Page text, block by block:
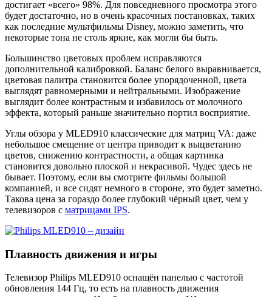
достигает «всего» 98%. Для повседневного просмотра этого
будет достаточно, но в очень красочных постановках, таких
как последние мультфильмы Disney, можно заметить, что
некоторые тона не столь яркие, как могли бы быть.
Большинство цветовых проблем исправляются
дополнительной калибровкой. Баланс белого выравнивается,
цветовая палитра становится более упорядоченной, цвета
выглядят равномерными и нейтральными. Изображение
выглядит более контрастным и избавилось от молочного
эффекта, который раньше значительно портил восприятие.
Углы обзора у MLED910 классические для матриц VA: даже
небольшое смещение от центра приводит к выцветанию
цветов, снижению контрастности, а общая картинка
становится довольно плоской и некрасивой. Чудес здесь не
бывает. Поэтому, если вы смотрите фильмы большой
компанией, и все сидят немного в стороне, это будет заметно.
Такова цена за гораздо более глубокий чёрный цвет, чем у
телевизоров с матрицами IPS.
Плавность движения и игры
Телевизор Philips MLED910 оснащён панелью с частотой
обновления 144 Гц, то есть на плавность движения